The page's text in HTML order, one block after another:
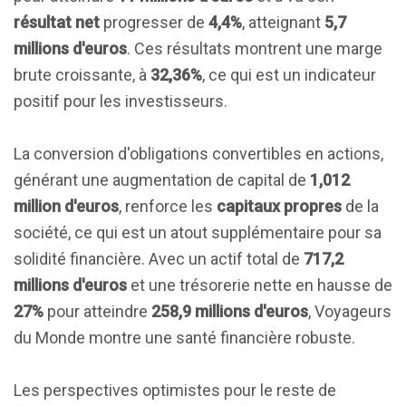
résultat net progresser de 4,4%, atteignant 5,7
millions d'euros. Ces résultats montrent une marge
brute croissante, à 32,36%, ce qui est un indicateur
positif pour les investisseurs.
La conversion d'obligations convertibles en actions,
générant une augmentation de capital de 1,012
million d'euros, renforce les capitaux propres de la
société, ce qui est un atout supplémentaire pour sa
solidité financière. Avec un actif total de 717,2
millions d'euros et une trésorerie nette en hausse de
27% pour atteindre 258,9 millions d'euros, Voyageurs
du Monde montre une santé financière robuste.
Les perspectives optimistes pour le reste de